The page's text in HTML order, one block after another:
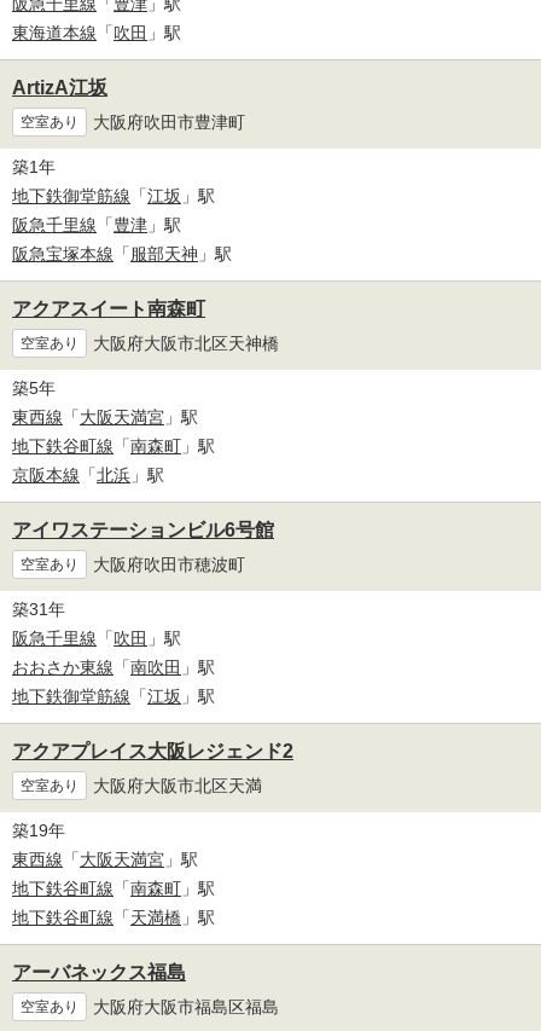
東海道本線 「吹田 」駅
ArtizA江坂
空室あり 大阪府吹田市豊津町
築1年
地下鉄御堂筋線 「江坂 」駅
阪急千里線 「豊津 」駅
阪急宝塚本線 「服部天神 」駅
アクアスイート南森町
空室あり 大阪府大阪市北区天神橋
築5年
東西線 「大阪天満宮 」駅
地下鉄谷町線 「南森町 」駅
京阪本線 「北浜 」駅
アイワステーションビル6号館
空室あり 大阪府吹田市穂波町
築31年
阪急千里線 「吹田 」駅
おおさか東線 「南吹田 」駅
地下鉄御堂筋線 「江坂 」駅
アクアプレイス大阪レジェンド2
空室あり 大阪府大阪市北区天満
築19年
東西線 「大阪天満宮 」駅
地下鉄谷町線 「南森町 」駅
地下鉄谷町線 「天満橋 」駅
アーバネックス福島
空室あり 大阪府大阪市福島区福島